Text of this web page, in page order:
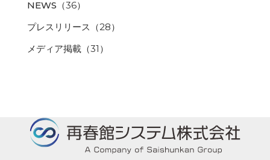
NEWS （36）
プレスリリース （28）
メディア掲載 （31）